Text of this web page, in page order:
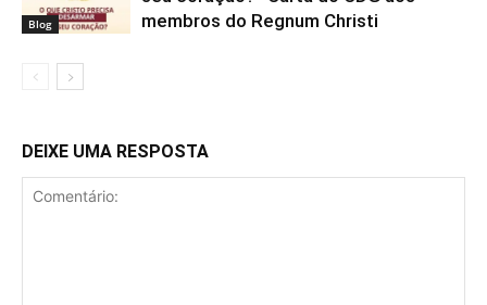
Blog
membros do Regnum Christi
DEIXE UMA RESPOSTA